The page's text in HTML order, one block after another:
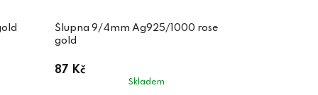
Šlupna 9/4mm Ag925/1000 rose
gold
87 Kč
Skladem